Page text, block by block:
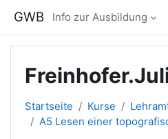
GWB Info zur Ausbildung
Startseite Kurse
A5 Lesen einer